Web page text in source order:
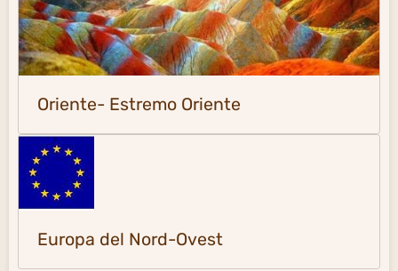
Oriente- Estremo Oriente
Europa del Nord-Ovest